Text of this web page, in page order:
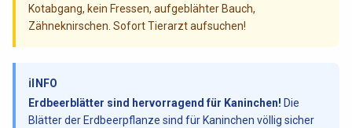
Kotabgang, kein Fressen, aufgeblähter Bauch,
Zähneknirschen. Sofort Tierarzt aufsuchen!
ℹ️ INFO
Erdbeerblätter sind hervorragend für Kaninchen! Die
Blätter der Erdbeerpflanze sind für Kaninchen völlig sicher